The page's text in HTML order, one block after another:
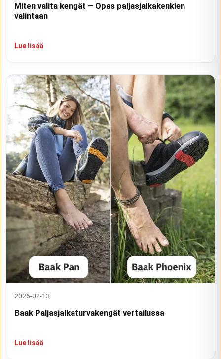
Miten valita kengät – Opas paljasjalkakenkien
valintaan
Lue lisää
2026-02-13
Baak Paljasjalkaturvakengät vertailussa
Lue lisää